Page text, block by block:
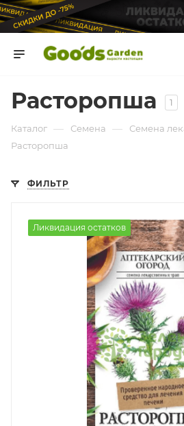
Расторопша 1
Каталог — Семена — Семена
Расторопша
ФИЛЬТР
Ликвидация остатков